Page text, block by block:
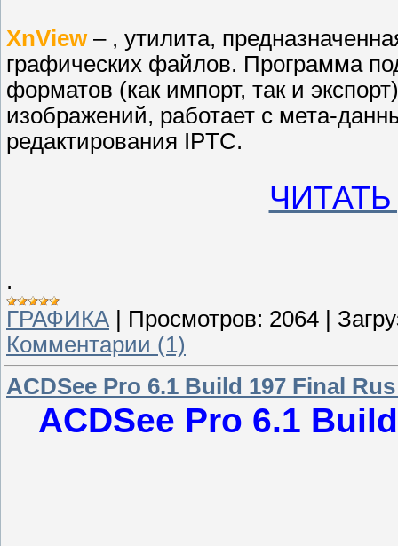
XnView– , утилита,
графических файлов. Программа
форматов (как импорт, так и
изображений, работает с мета-
редактирования IPTC.
.
ГРАФИКА | Просмотров: 2064 |
Комментарии (1)
ACDSee Pro 6.1 Build 197 Final
ACDSee Pro 6.1